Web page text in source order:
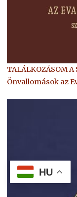
TALÁLKOZÁSOM
Önvallomások az
HU